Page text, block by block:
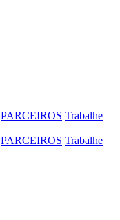
PARCEIROS Trabalhe
PARCEIROS Trabalhe